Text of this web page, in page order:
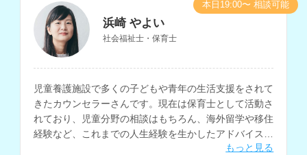
浜崎 やよい
社会福祉士・保育士
児童養護施設で多くの子どもや青年の生活支援をされて
きたカウンセラーさんです。現在は保育士として活動さ
れており、児童分野の相談はもちろん、海外留学や移住
経験など、これまでの人生経験を生かしたアドバイスも
可能です。ファイナンシャルプランナーの資格をお持ち
もっと見る
本日19:00〜 相談可能